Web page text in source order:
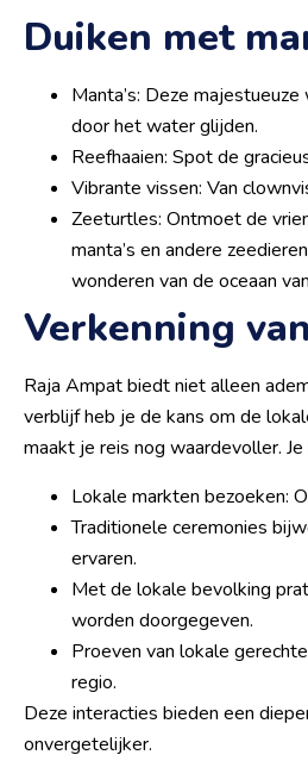
Duiken met
Manta’s: Deze
door het water glijden.
Reefhaaien: Spot de
Vibrante vissen: Van
Zeeturtles: Ontmoet de
manta’s en andere
wonderen van de oceaan
Verkenning
Raja Ampat biedt niet alleen
verblijf heb je de kans om de
maakt je reis nog waardevoller.
Lokale markten bezoeken:
Traditionele ceremonies
ervaren.
Met de lokale bevolking
worden doorgegeven.
Proeven van lokale
regio.
Deze interacties bieden een
onvergetelijker.